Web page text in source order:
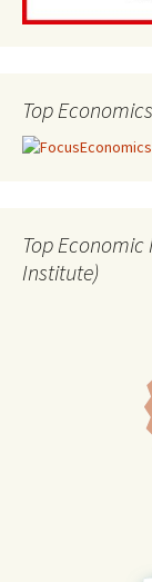
Top
Top
Institute)